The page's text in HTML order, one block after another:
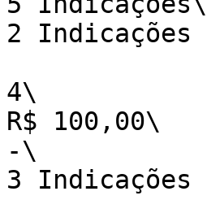
2 Indicações
4\
R$ 100,00\
-\
3 Indicações